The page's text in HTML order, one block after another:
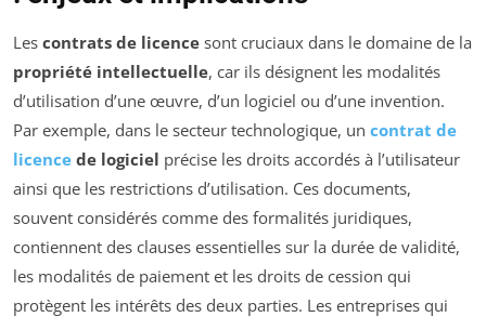
Les contrats de licence sont cruciaux dans le domaine de la
propriété intellectuelle, car ils désignent les modalités
d’utilisation d’une œuvre, d’un logiciel ou d’une invention.
Par exemple, dans le secteur technologique, un contrat de
licence de logiciel précise les droits accordés à l’utilisateur
ainsi que les restrictions d’utilisation. Ces documents,
souvent considérés comme des formalités juridiques,
contiennent des clauses essentielles sur la durée de validité,
les modalités de paiement et les droits de cession qui
protègent les intérêts des deux parties. Les entreprises qui